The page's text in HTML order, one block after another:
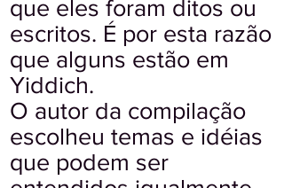
que eles foram ditos ou
escritos. É por esta razão
que alguns estão em
Yiddich.
O autor da compilação
escolheu temas e idéias
que podem ser